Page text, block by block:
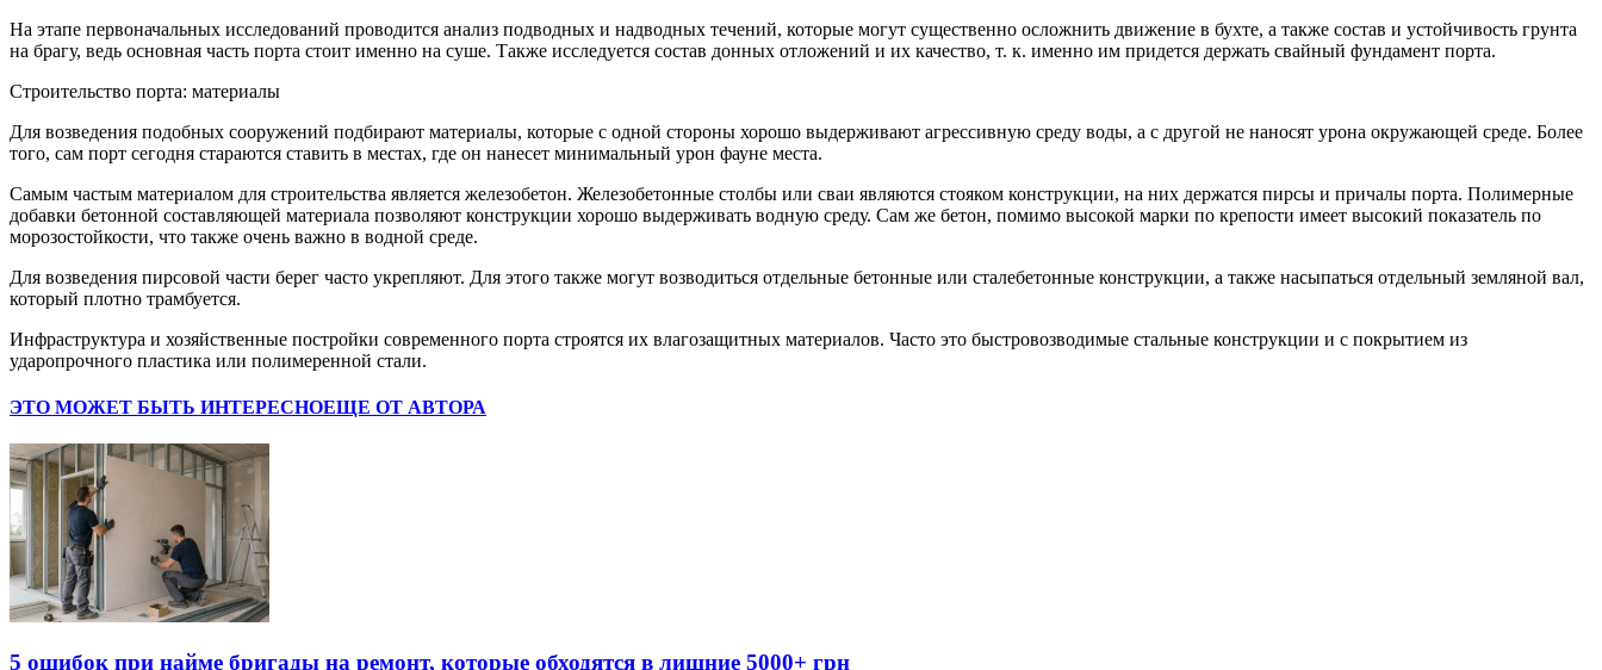
На этапе первоначальных исследований проводится анализ подводных и надводных течений, которые могут существенно осложнить движение в бухте, а также состав и устойчивость грунта
на брагу, ведь основная часть порта стоит именно на суше. Также исследуется состав донных отложений и их качество, т. к. именно им придется держать свайный фундамент порта.
Строительство порта: материалы
Для возведения подобных сооружений подбирают материалы, которые с одной стороны хорошо выдерживают агрессивную среду воды, а с другой не наносят урона окружающей среде. Более
того, сам порт сегодня стараются ставить в местах, где он нанесет минимальный урон фауне места.
Самым частым материалом для строительства является железобетон. Железобетонные столбы или сваи являются стояком конструкции, на них держатся пирсы и причалы порта. Полимерные
добавки бетонной составляющей материала позволяют конструкции хорошо выдерживать водную среду. Сам же бетон, помимо высокой марки по крепости имеет высокий показатель по
морозостойкости, что также очень важно в водной среде.
Для возведения пирсовой части берег часто укрепляют. Для этого также могут возводиться отдельные бетонные или сталебетонные конструкции, а также насыпаться отдельный земляной вал,
который плотно трамбуется.
Инфраструктура и хозяйственные постройки современного порта строятся их влагозащитных материалов. Часто это быстровозводимые стальные конструкции и с покрытием из
ударопрочного пластика или полимеренной стали.
ЭТО МОЖЕТ БЫТЬ ИНТЕРЕСНОЕЩЕ ОТ АВТОРА
5 ошибок при найме бригады на ремонт, которые обходятся в лишние 5000+ грн